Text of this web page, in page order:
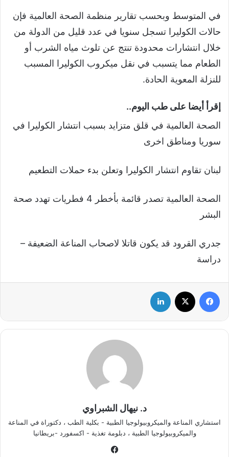
في المتوسط وبحسب تقارير منظمة الصحة العالمية فإن
حالات الكوليرا تسجل سنويا في عدد قليل من الدولة من
خلال انتشارات محدودة تنتج عن تلوث مياه الشرب أو
الطعام مما يتسبب في نقل ميكروب الكوليرا المسبب
للنزلة المعوية الحادة.
إقرأ أيضا على طب اليوم..
الصحة العالمية في قلق متزايد بسبب انتشار الكوليرا في
سوريا ومناطق اخرى
لبنان تقاوم انتشار الكوليرا وتعلن بدء حملات التطعيم
الصحة العالمية تصدر قائمة بأخطر 4 فطريات تهدد صحة
البشر
جدري القرود قد يكون قاتلا لاصحاب المناعة الضعيفة –
دراسة
د. نيهال الشبراوي
استشاري المناعة والميكروبيولوجيا الطبية - بكلية الطب ، دكتوراة في المناعة
والميكروبيولوجيا الطبية ، دبلومة تغذية - اكسفورد -بريطانيا